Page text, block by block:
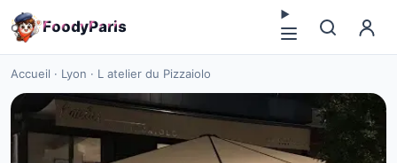
FoodyParis
Accueil · Lyon · L atelier du Pizzaiolo